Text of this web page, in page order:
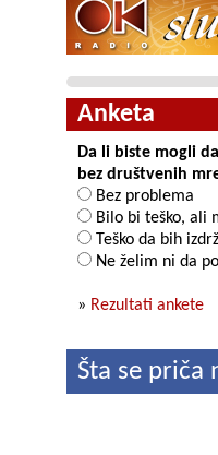
Anketa
Da li biste mogli
bez društvenih
Bez problema
Bilo bi teško, ali
Teško da bih
Ne želim ni da
» Rezultati ankete
Šta se priča